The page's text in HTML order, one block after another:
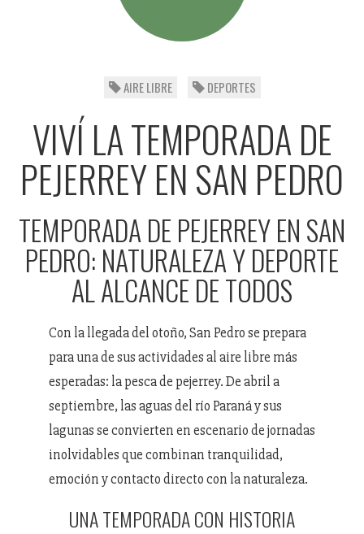
AIRE LIBRE DEPORTES
VIVÍ LA TEMPORADA DE
PEJERREY EN SAN PEDRO
TEMPORADA DE PEJERREY EN SAN
PEDRO: NATURALEZA Y DEPORTE
AL ALCANCE DE TODOS
Con la llegada del otoño, San Pedro se prepara
para una de sus actividades al aire libre más
esperadas: la pesca de pejerrey. De abril a
septiembre, las aguas del río Paraná y sus
lagunas se convierten en escenario de jornadas
inolvidables que combinan tranquilidad,
emoción y contacto directo con la naturaleza.
UNA TEMPORADA CON HISTORIA